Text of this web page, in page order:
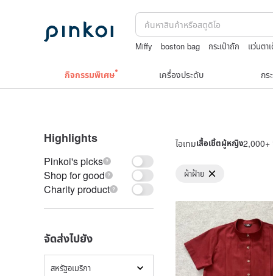
Miffy boston bag กระเป๋าถัก แว่นตา
กิจกรรมพิเศษ เครื่องประดับ กร
Highlights
Pinkoi's picks
Shop for good
Charity product
จัดส่งไปยัง
สหรัฐอเมริกา
ไอเทมเสื้อเชิ้ตผู้หญิง2,000+
ผ้าฝ้าย